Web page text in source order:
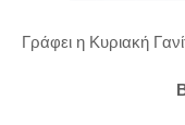
Γράφει η Κυριακή